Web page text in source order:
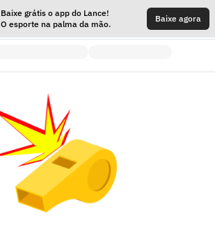
Baixe grátis o app do Lance!
O esporte na palma da mão.
Baixe agora